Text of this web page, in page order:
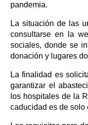
pandemia.
La situación de las
consultarse en la
sociales, donde se
donación y lugares
La finalidad es
garantizar el
los hospitales de la
caducidad es de solo